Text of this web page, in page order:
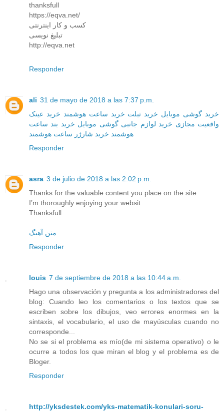
thanksfull
https://eqva.net/
کسب و کار اینترنتی
تبلیغ نویسی
http://eqva.net
Responder
ali 31 de mayo de 2018 a las 7:37 p.m.
خرید گوشی موبایل خرید تبلت خرید ساعت هوشمند خرید عینک
واقعیت مجازی خرید لوازم جانبی گوشی موبایل خرید بند ساعت
هوشمند خرید شارژر ساعت هوشمند
Responder
asra 3 de julio de 2018 a las 2:02 p.m.
Thanks for the valuable content you place on the site
I’m thoroughly enjoying your websit
Thanksfull
متن آهنگ
Responder
louis 7 de septiembre de 2018 a las 10:44 a.m.
Hago una observación y pregunta a los administradores del
blog: Cuando leo los comentarios o los textos que se
escriben sobre los dibujos, veo errores enormes en la
sintaxis, el vocabulario, el uso de mayúsculas cuando no
corresponde...
No se si el problema es mío(de mi sistema operativo) o le
ocurre a todos los que miran el blog y el problema es de
Bloger.
Responder
http://yksdestek.com/yks-matematik-konulari-soru-